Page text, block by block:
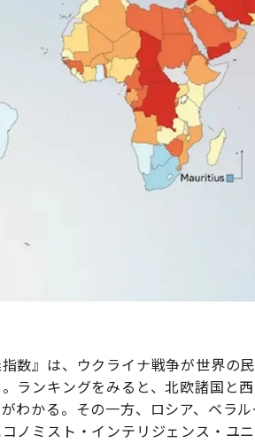
数』は、ウクライナ戦争が世界の
ランキングをみると、北欧諸国と
わかる。その一方、ロシア、ベラ
ノミスト・インテリジェンス・ユ